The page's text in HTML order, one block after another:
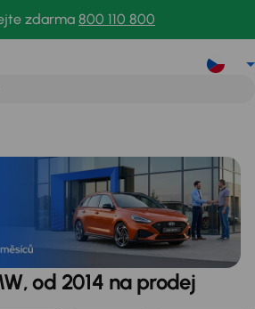
zdarma 800 110 800
od 2014 na prodej